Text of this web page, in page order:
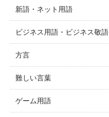
新語・ネット用語
ビジネス用語・ビジネス敬語
方言
難しい言葉
ゲーム用語